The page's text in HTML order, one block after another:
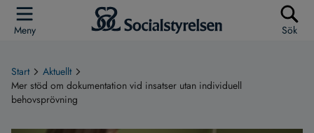
Meny Sök
Start
Aktuellt
Mer stöd om dokumentation vid insatser utan individuell
behovsprövning